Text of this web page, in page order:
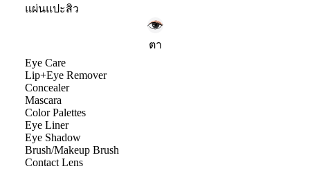
แผ่นแปะสิว
ตา
Eye Care
Lip+Eye Remover
Concealer
Mascara
Color Palettes
Eye Liner
Eye Shadow
Brush/Makeup Brush
Contact Lens